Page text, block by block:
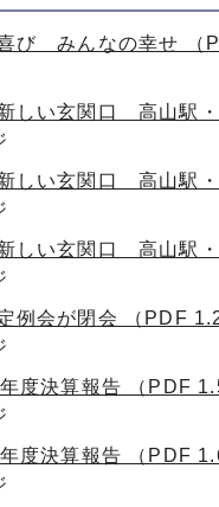
び みんなの幸せ （
しい玄関口 高山駅
しい玄関口 高山駅
しい玄関口 高山駅
例会が閉会 （PDF
度決算報告 （PDF
度決算報告 （PDF